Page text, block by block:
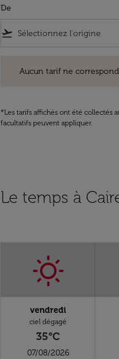
De
flight_takeoff
Aucun tarif ne
*Les tarifs affichés ont été collectés
facultatifs peuvent appliquer.
Le temps à
vendredi
ciel dégagé
35°C
07/08/2026